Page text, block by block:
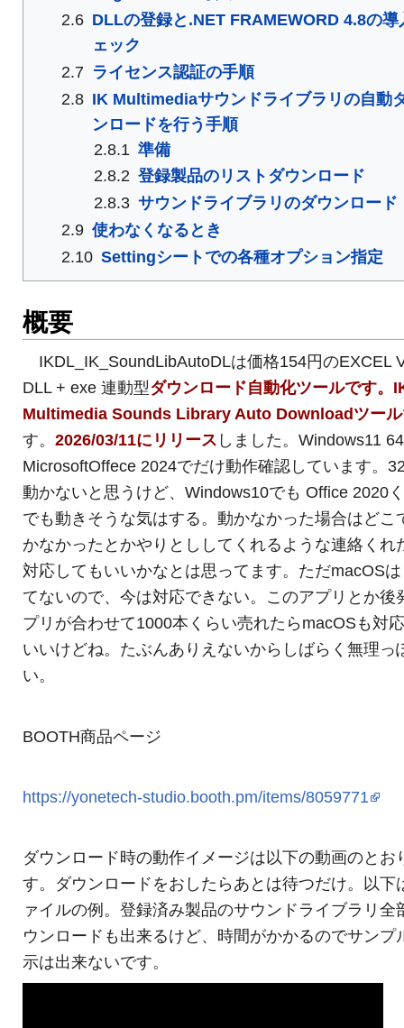
2.6 DLLの登録と.NET FRAMEWORD 4.8の導
ェック
2.7 ライセンス認証の手順
2.8 IK Multimediaサウンドライブラリの自動
ンロードを行う手順
2.8.1 準備
2.8.2 登録製品のリストダウンロード
2.8.3 サウンドライブラリのダウンロード
2.9 使わなくなるとき
2.10 Settingシートでの各種オプション指定
概要
IKDL_IK_SoundLibAutoDLは価格154円のEXCEL
DLL + exe 連動型ダウンロード自動化ツールです。
Multimedia Sounds Library Auto Downloadツール
す。2026/03/11にリリース しました。Windows11
MicrosoftOffece 2024でだけ動作確認しています。
動かないと思うけど、Windows10でも Office 2020
でも動きそうな気はする。動かなかった場合はどこ
かなかったとかやりとししてくれるような連絡くれ
対応してもいいかなとは思ってます。ただmacOS
てないので、今は対応できない。このアプリとか後
プリが合わせて1000本くらい売れたらmacOSも対
いいけどね。たぶんありえないからしばらく無理っ
い。
BOOTH商品ページ
https://yonetech-studio.booth.pm/items/8059771
ダウンロード時の動作イメージは以下の動画のとお
す。ダウンロードをおしたらあとは待つだけ。以下
ァイルの例。登録済み製品のサウンドライブラリ全
ウンロードも出来るけど、時間がかかるのでサンプ
示は出来ないです。